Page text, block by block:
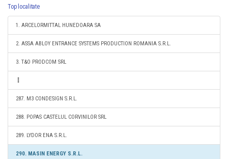
Top localitate
1. ARCELORMITTAL HUNEDOARA SA
2. ASSA ABLOY ENTRANCE SYSTEMS PRODUCTION ROMANIA S.R.L.
3. T&O PRODCOM SRL
287. M3 CONDESIGN S.R.L.
288. POPAS CASTELUL CORVINILOR SRL
289. LYDOR ENA S.R.L.
290. MASIN ENERGY S.R.L.